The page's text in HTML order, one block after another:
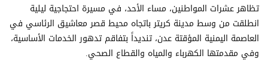
تظاهر عشرات المواطنين، مساء الأحد، في مسيرة احتجاجية ليلية
انطلقت من وسط مدينة كريتر باتجاه محيط قصر معاشيق الرئاسي في
العاصمة اليمنية المؤقتة عدن، تنديداً بتفاقم تدهور الخدمات الأساسية،
وفي مقدمتها الكهرباء والمياه والقطاع الصحي.